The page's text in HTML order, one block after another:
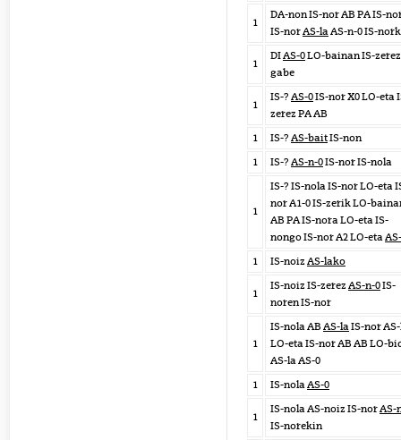
1
DA-non IS-nor AB PA IS-
IS-norAS-laAS-n-0 IS-nork
1
DIAS-0LO-bainan IS-
gabe
1
IS-? AS-0IS-nor X0 LO-eta
zerez PA AB
1
IS-? AS-baitIS-non
1
IS-? AS-n-0IS-nor IS-nola
1
IS-? IS-nola IS-nor LO-eta
nor A1-0 IS-zerik LO-
AB PA IS-nora LO-eta IS-
nongo IS-nor A2 LO-eta
1
IS-noiz AS-lako
1
IS-noiz IS-zerez AS-n-0IS-
noren IS-nor
1
IS-nola AB AS-laIS-nor
LO-eta IS-nor AB AB LO-
AS-la AS-0
1
IS-nolaAS-0
1
IS-nola AS-noiz IS-norAS-
IS-norekin